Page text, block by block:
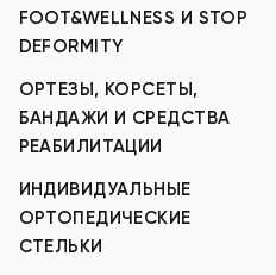
FOOT&WELLNESS И STOP
DEFORMITY
ОРТЕЗЫ, КОРСЕТЫ,
БАНДАЖИ И СРЕДСТВА
РЕАБИЛИТАЦИИ
ИНДИВИДУАЛЬНЫЕ
ОРТОПЕДИЧЕСКИЕ
СТЕЛЬКИ